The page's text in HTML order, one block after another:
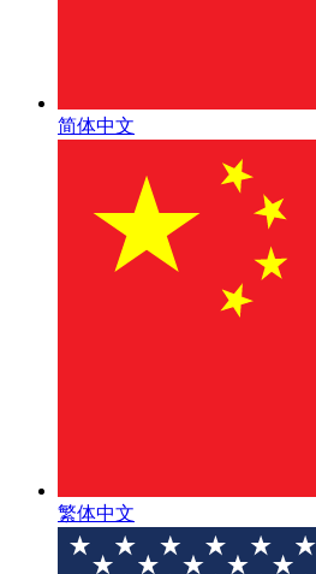
简体中文
繁体中文